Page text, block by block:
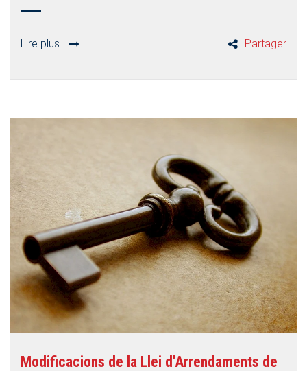
Lire plus Partager
Modificacions de la Llei d'Arrendaments de